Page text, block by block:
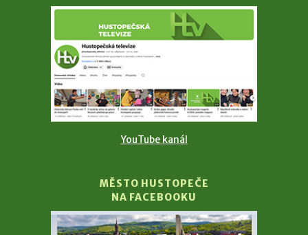
YouTube kanál
MĚSTO HUSTOPEČE
NA FACEBOOKU